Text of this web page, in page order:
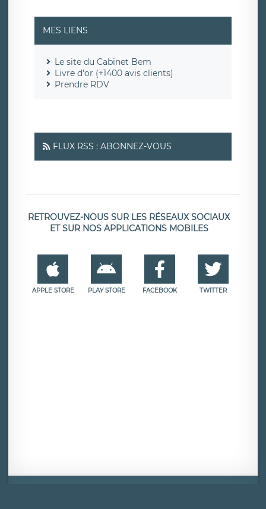
MES LIENS
Le site du Cabinet Bem
Livre d'or (+1400 avis clients)
Prendre RDV
FLUX RSS : ABONNEZ-VOUS
RETROUVEZ-NOUS SUR LES RÉSEAUX SOCIAUX
ET SUR NOS APPLICATIONS MOBILES
APPLE STORE PLAY STORE FACEBOOK TWITTER